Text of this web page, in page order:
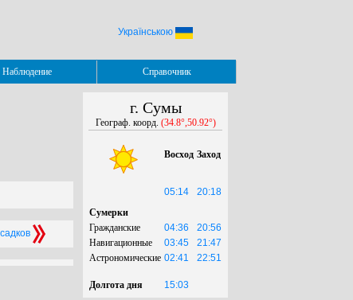
Українською
Наблюдение Справочник
г. Сумы
Географ. коорд. (34.8°,50.92°)
Восход Заход
05:14
20:18
Сумерки
Гражданские
04:36
20:56
Навигационные
03:45
21:47
Астрономические 02:41 22:51
Долгота дня 15:03